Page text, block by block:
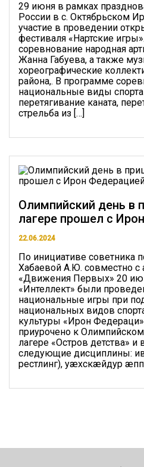
29 июня в рамках
России в с. Октябрьском
участие в проведении
фестиваля «Нартские
соревнование народная
Жанна Габуева, а также
хореографические
района,. В программе
национальные виды
перетягивание каната,
стрельба из […]
Олимпийский день в
лагере прошел с
22.06.2024
По инициативе советника
Хабаевой А.Ю. совместно с
«Движения Первых» 20
«Интеллект» были
национальные игры при
национальных видов
культуры «Ирон
приурочено к
лагере «Остров детства»
следующие дисциплины:
рестлинг), уæхскæйдур